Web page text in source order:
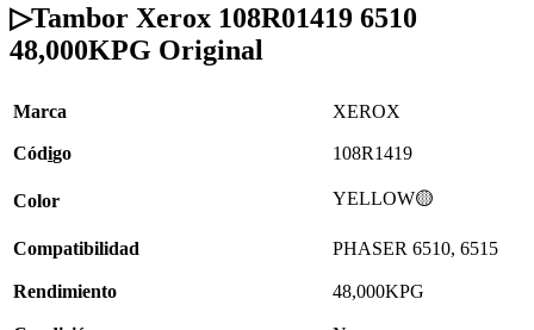
▷Tambor Xerox 108R01419 6510
48,000KPG Original
Marca XEROX
Código 108R1419
Color YELLOW🟡
Compatibilidad PHASER 6510, 6515
Rendimiento 48,000KPG